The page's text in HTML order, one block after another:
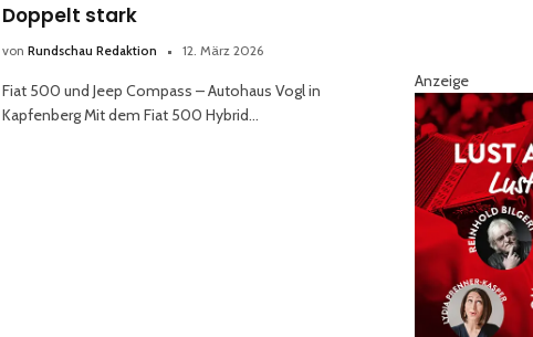
Doppelt stark
von Rundschau Redaktion 12. März 2026
Fiat 500 und Jeep Compass – Autohaus Vogl in
Kapfenberg Mit dem Fiat 500 Hybrid…
Anzeige